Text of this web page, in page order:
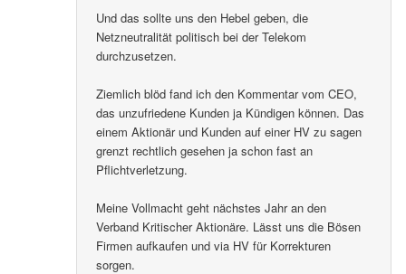
Und das sollte uns den Hebel geben, die
Netzneutralität politisch bei der Telekom
durchzusetzen.
Ziemlich blöd fand ich den Kommentar vom CEO,
das unzufriedene Kunden ja Kündigen können. Das
einem Aktionär und Kunden auf einer HV zu sagen
grenzt rechtlich gesehen ja schon fast an
Pflichtverletzung.
Meine Vollmacht geht nächstes Jahr an den
Verband Kritischer Aktionäre. Lässt uns die Bösen
Firmen aufkaufen und via HV für Korrekturen
sorgen.